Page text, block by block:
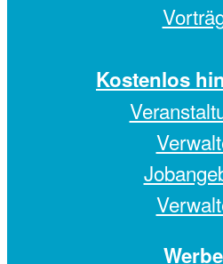
Kostenlos